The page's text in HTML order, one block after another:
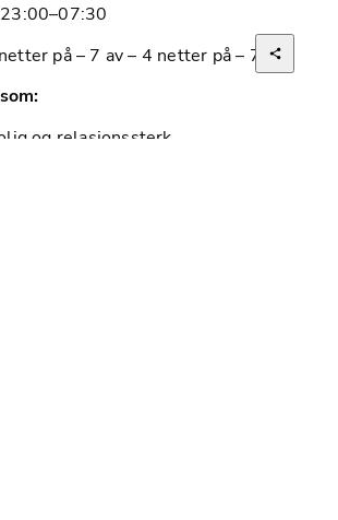
på – 7 av – 4 netter på – 7 av
og relasjonssterk.